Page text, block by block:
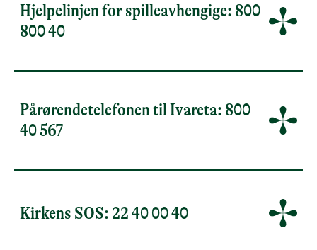
Hjelpelinjen for spilleavhengige: 800
800 40
Pårørendetelefonen til Ivareta: 800
40 567
Kirkens SOS: 22 40 00 40